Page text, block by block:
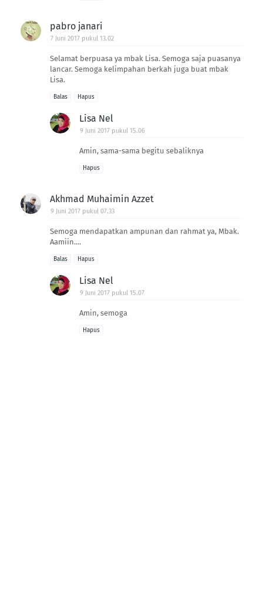
pabro janari
7 Juni 2017 pukul 13.02
Selamat berpuasa ya mbak Lisa. Semoga saja puasanya
lancar. Semoga kelimpahan berkah juga buat mbak
Lisa.
Balas Hapus
Lisa Nel
9 Juni 2017 pukul 15.06
Amin, sama-sama begitu sebaliknya
Hapus
Akhmad Muhaimin Azzet
9 Juni 2017 pukul 07.33
Semoga mendapatkan ampunan dan rahmat ya, Mbak.
Aamiin....
Balas Hapus
Lisa Nel
9 Juni 2017 pukul 15.07
Amin, semoga
Hapus